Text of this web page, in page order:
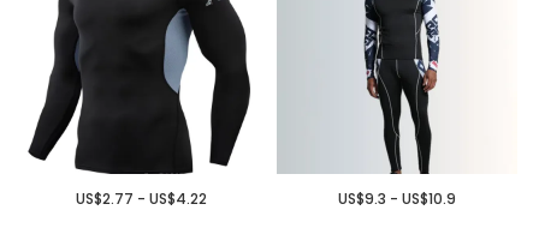
US$9.3 - US$10.9
US$2.77 - US$4.22